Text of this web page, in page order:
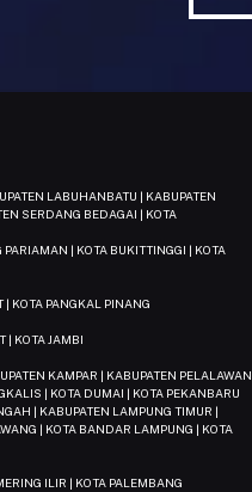
LABUHANBATU | KABUPATEN
SERDANG BEDAGAI | KOTA
| KOTA BUKITTINGGI | KOTA
| KOTA PANGKAL PINANG
| KOTA JAMBI
KAMPAR | KABUPATEN PELALAWAN
| KOTA DUMAI | KOTA PEKANBARU
| KABUPATEN LAMPUNG TIMUR |
| KOTA BANDAR LAMPUNG | KOTA
ILIR | KOTA PALEMBANG